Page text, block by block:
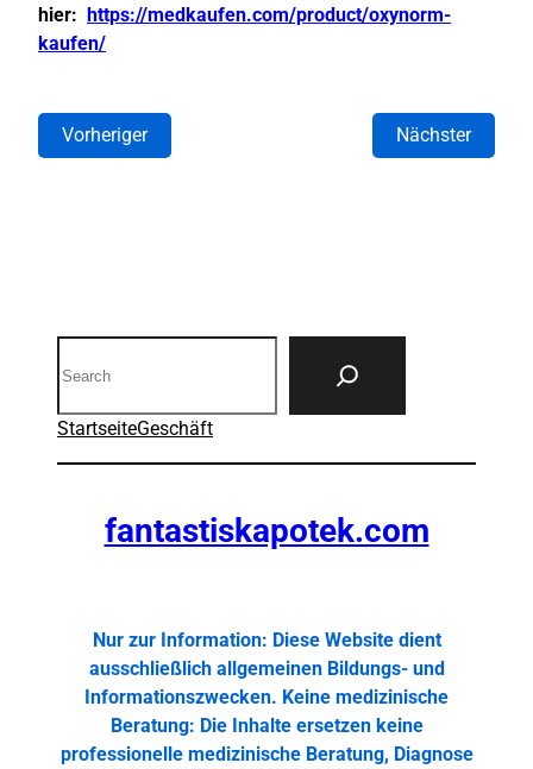
hier:
https://medkaufen.com/product/oxynorm-
kaufen/
Vorheriger Nächster
StartseiteGeschäft
fantastiskapotek.com
Nur zur Information: Diese Website dient
ausschließlich allgemeinen Bildungs- und
Informationszwecken. Keine medizinische
Beratung: Die Inhalte ersetzen keine
professionelle medizinische Beratung, Diagnose